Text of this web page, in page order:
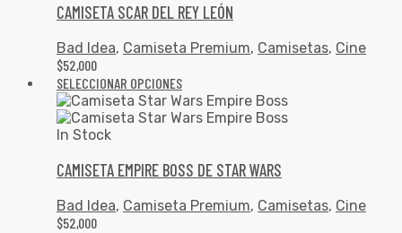
CAMISETA SCAR DEL REY LEÓN
Bad Idea, Camiseta Premium, Camisetas, Cine
$52,000
SELECCIONAR OPCIONES
In Stock
CAMISETA EMPIRE BOSS DE STAR WARS
Bad Idea, Camiseta Premium, Camisetas, Cine
$52,000